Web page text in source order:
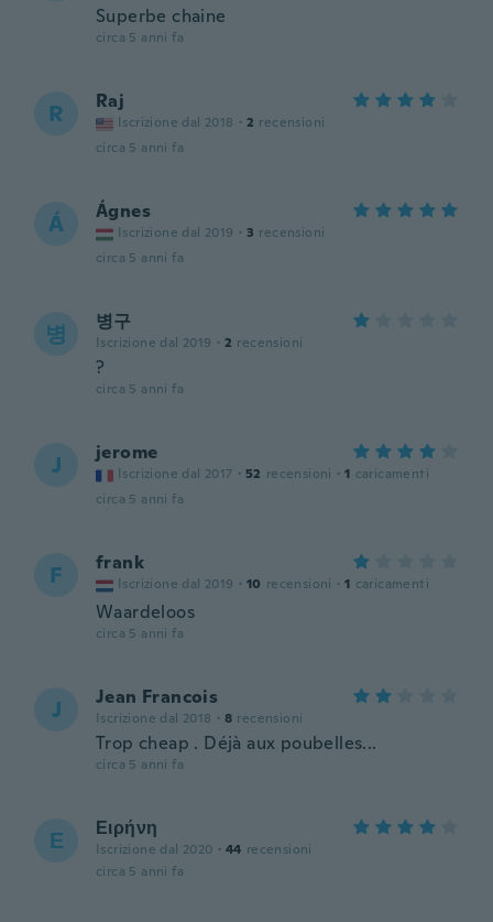
Superbe chaine
circa 5 anni fa
R Raj
Iscrizione dal 2018 · 2 recensioni
circa 5 anni fa
Á Ágnes
Iscrizione dal 2019 · 3 recensioni
circa 5 anni fa
병 병구
Iscrizione dal 2019 · 2 recensioni
?
circa 5 anni fa
J jerome
Iscrizione dal 2017 · 52 recensioni · 1 caricamenti
circa 5 anni fa
F frank
Iscrizione dal 2019 · 10 recensioni · 1 caricamenti
Waardeloos
circa 5 anni fa
J Jean Francois
Iscrizione dal 2018 · 8 recensioni
Trop cheap . Déjà aux poubelles...
circa 5 anni fa
Ε Ειρήνη
Iscrizione dal 2020 · 44 recensioni
circa 5 anni fa